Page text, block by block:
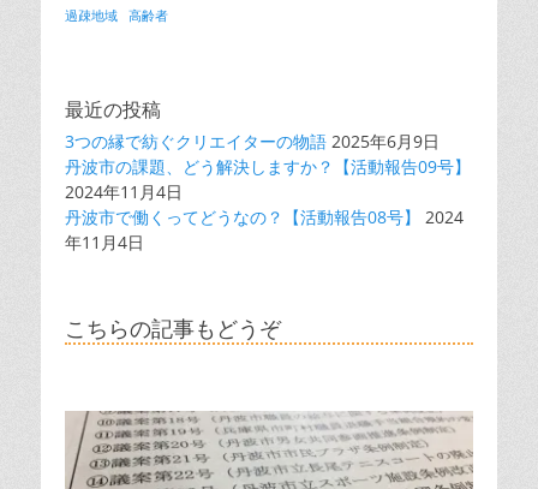
過疎地域 高齢者
最近の投稿
3つの縁で紡ぐクリエイターの物語 2025年6月9日
丹波市の課題、どう解決しますか？【活動報告09号】
2024年11月4日
丹波市で働くってどうなの？【活動報告08号】
2024
年11月4日
こちらの記事もどうぞ